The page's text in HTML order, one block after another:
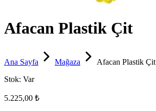
Afacan Plastik Çit
Ana Sayfa Mağaza
Afacan Plastik Çit
Stok: Var
5.225,00 ₺